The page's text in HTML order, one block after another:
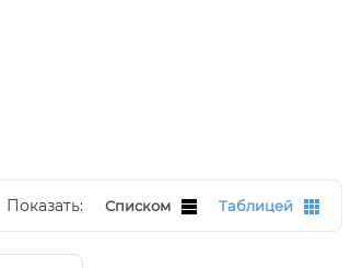
Показать: Списком Таблицей